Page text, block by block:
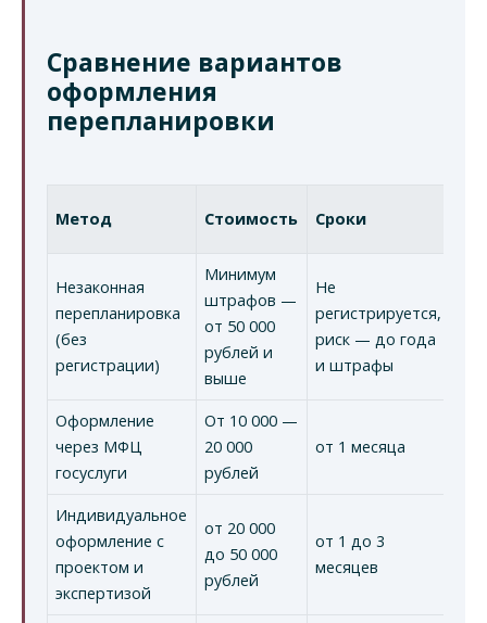
Сравнение вариантов
оформления
перепланировки
Метод Стоимость Сроки
Незаконная
перепланировка
(без
регистрации)
Минимум
штрафов —
от 50 000
рублей и
выше
Не
регистрируется,
риск — до года
и штрафы
Оформление
через МФЦ
госуслуги
От 10 000 —
20 000
рублей
от 1 месяца
Индивидуальное
оформление с
проектом и
экспертизой
от 20 000
до 50 000
рублей
от 1 до 3
месяцев